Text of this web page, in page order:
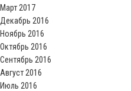
Март 2017
Декабрь 2016
Ноябрь 2016
Октябрь 2016
Сентябрь 2016
Август 2016
Июль 2016